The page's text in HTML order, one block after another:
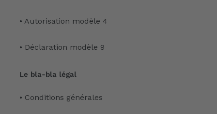
• Autorisation modèle 4
• Déclaration modèle 9
Le bla-bla légal
• Conditions générales